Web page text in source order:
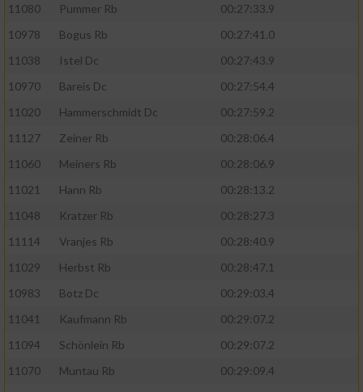
11080
Pummer Rb
00:27:33.9
10978
Bogus Rb
00:27:41.0
11038
Istel Dc
00:27:43.9
10970
Bareis Dc
00:27:54.4
11020
Hammerschmidt Dc
00:27:59.2
11127
Zeiner Rb
00:28:06.4
11060
Meiners Rb
00:28:06.9
11021
Hann Rb
00:28:13.2
11048
Kratzer Rb
00:28:27.3
11114
Vranjes Rb
00:28:40.9
11029
Herbst Rb
00:28:47.1
10983
Botz Dc
00:29:03.4
11041
Kaufmann Rb
00:29:07.2
11094
Schönlein Rb
00:29:07.2
11070
Muntau Rb
00:29:09.4